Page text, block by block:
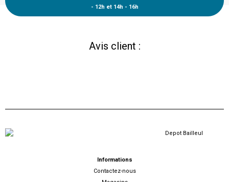
- 12h et 14h - 16h
Avis client :
Informations
Contactez-nous